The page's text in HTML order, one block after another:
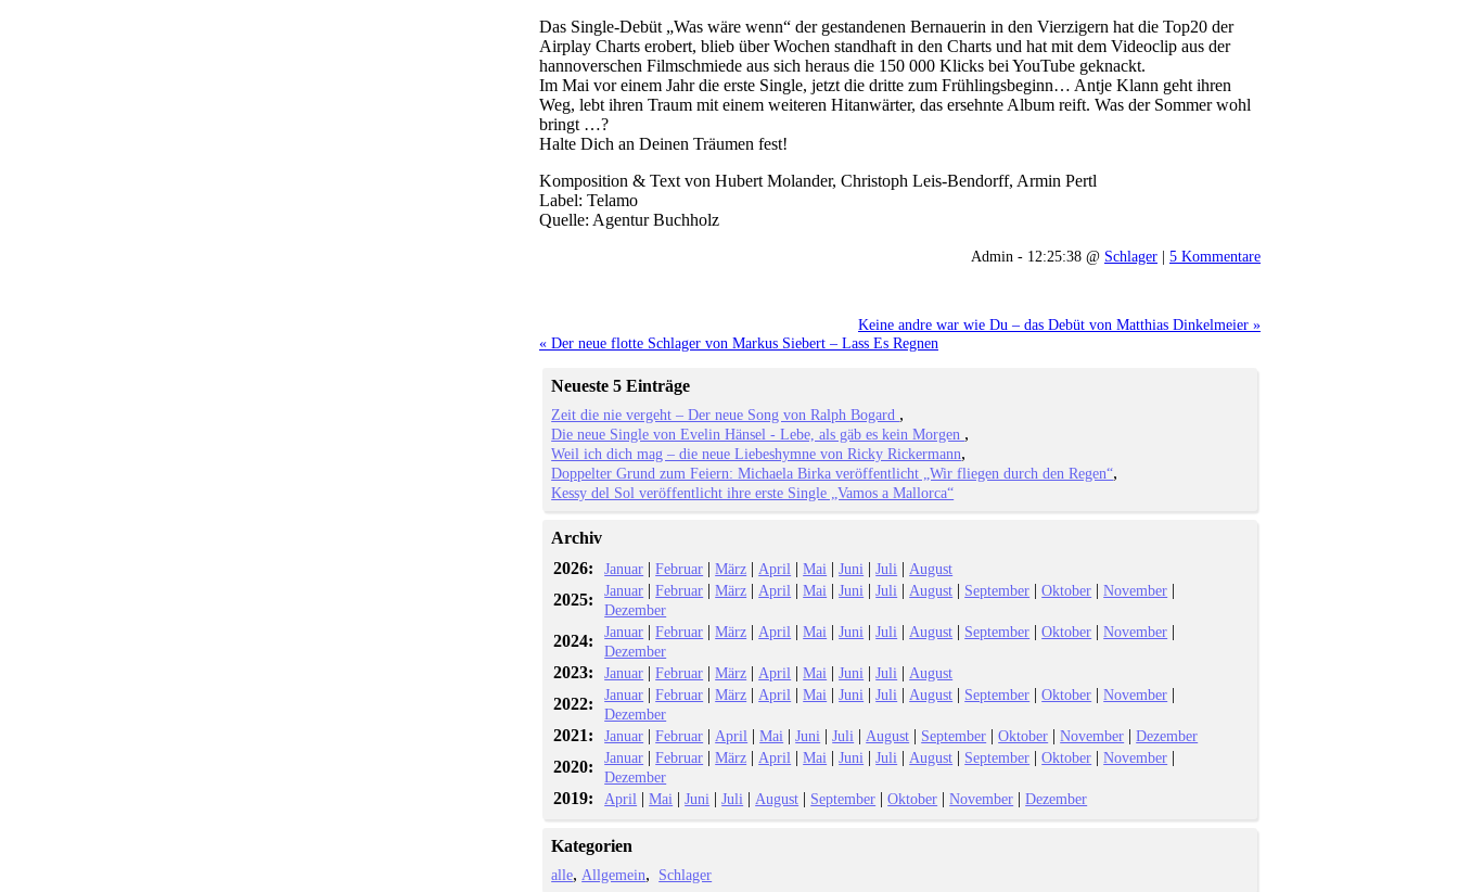
Das Single-Debüt „Was wäre wenn“ der gestandenen Bernauerin in den Vierzigern hat die Top20 der
Airplay Charts erobert, blieb über Wochen standhaft in den Charts und hat mit dem Videoclip aus der
hannoverschen Filmschmiede aus sich heraus die 150 000 Klicks bei YouTube geknackt.
Im Mai vor einem Jahr die erste Single, jetzt die dritte zum Frühlingsbeginn… Antje Klann geht ihren
Weg, lebt ihren Traum mit einem weiteren Hitanwärter, das ersehnte Album reift. Was der Sommer wohl
bringt …?
Halte Dich an Deinen Träumen fest!
Komposition & Text von Hubert Molander, Christoph Leis-Bendorff, Armin Pertl
Label: Telamo
Quelle: Agentur Buchholz
Admin - 12:25:38 @ Schlager | 5 Kommentare
Keine andre war wie Du – das Debüt von Matthias Dinkelmeier »
« Der neue flotte Schlager von Markus Siebert – Lass Es Regnen
Neueste 5 Einträge
Zeit die nie vergeht – Der neue Song von Ralph Bogard
Die neue Single von Evelin Hänsel - Lebe, als gäb es kein Morgen
Weil ich dich mag – die neue Liebeshymne von Ricky Rickermann
Doppelter Grund zum Feiern: Michaela Birka veröffentlicht „Wir fliegen durch den Regen“
Kessy del Sol veröffentlicht ihre erste Single „Vamos a Mallorca“
Archiv
2026:
Januar |Februar |März | April |Mai |Juni |Juli | August
2025: Januar |Februar |März | April |Mai |Juni |Juli | August | September |Oktober |November |
Dezember
2024: Januar |Februar |März | April |Mai |Juni |Juli | August | September |Oktober |November |
Dezember
2023: Januar |Februar |März | April |Mai |Juni |Juli | August
2022: Januar |Februar |März | April |Mai |Juni |Juli | August | September |Oktober |November |
Dezember
2021: Januar |Februar | April |Mai |Juni |Juli | August | September |Oktober |November |Dezember
2020: Januar |Februar |März | April |Mai |Juni |Juli | August | September |Oktober |November |
Dezember
2019: April |Mai |Juni |Juli | August | September |Oktober |November |Dezember
Kategorien
alle Allgemein Schlager